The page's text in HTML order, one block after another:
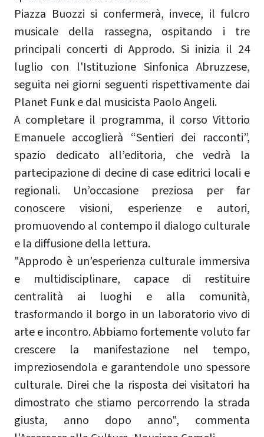
Piazza Buozzi si confermerà, invece, il fulcro
musicale della rassegna, ospitando i tre
principali concerti di Approdo. Si inizia il 24
luglio con l'Istituzione Sinfonica Abruzzese,
seguita nei giorni seguenti rispettivamente dai
Planet Funk e dal musicista Paolo Angeli.
A completare il programma, il corso Vittorio
Emanuele accoglierà “Sentieri dei racconti”,
spazio dedicato all’editoria, che vedrà la
partecipazione di decine di case editrici locali e
regionali. Un’occasione preziosa per far
conoscere visioni, esperienze e autori,
promuovendo al contempo il dialogo culturale
e la diffusione della lettura.
"Approdo è un’esperienza culturale immersiva
e multidisciplinare, capace di restituire
centralità ai luoghi e alla comunità,
trasformando il borgo in un laboratorio vivo di
arte e incontro. Abbiamo fortemente voluto far
crescere la manifestazione nel tempo,
impreziosendola e garantendole uno spessore
culturale. Direi che la risposta dei visitatori ha
dimostrato che stiamo percorrendo la strada
giusta, anno dopo anno", commenta